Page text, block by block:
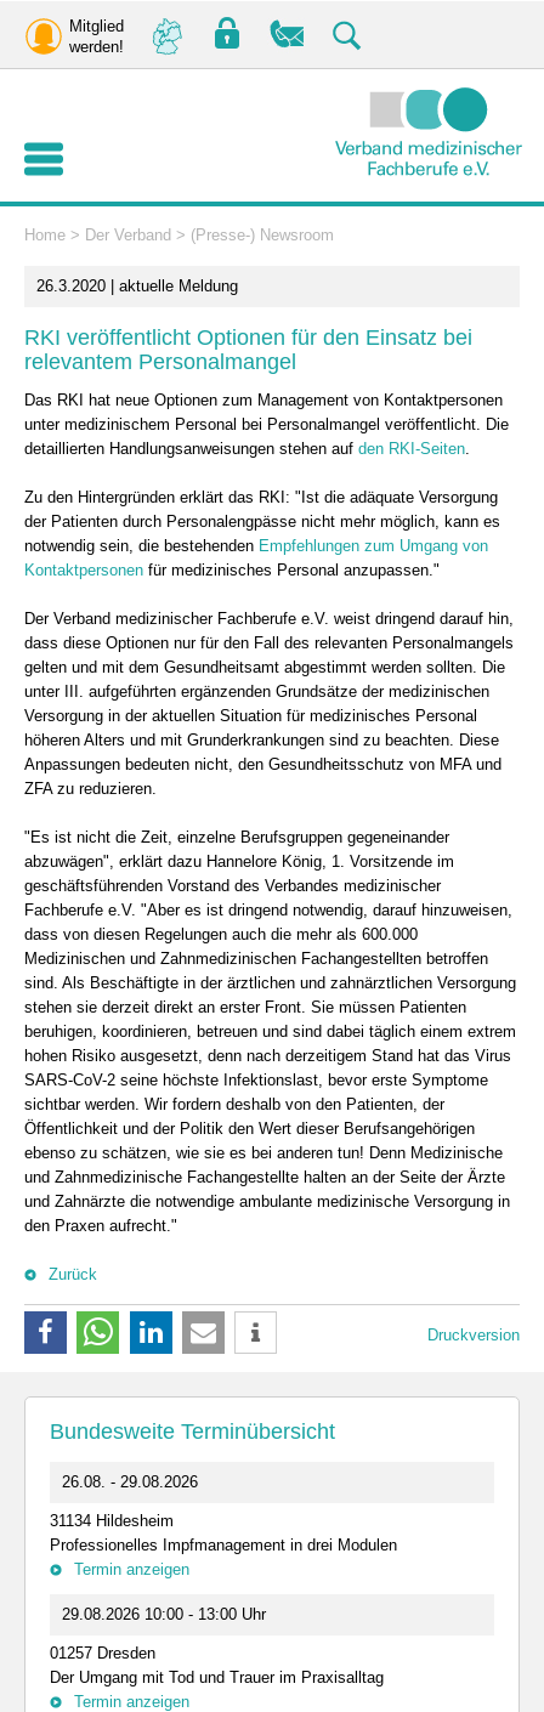
Mitglied
werden!
Home > Der Verband > (Presse-) Newsroom
26.3.2020 | aktuelle Meldung
RKI veröffentlicht Optionen für den Einsatz bei
relevantem Personalmangel
Das RKI hat neue Optionen zum Management von Kontaktpersonen
unter medizinischem Personal bei Personalmangel veröffentlicht. Die
detaillierten Handlungsanweisungen stehen auf den RKI-Seiten.
Zu den Hintergründen erklärt das RKI: "Ist die adäquate Versorgung
der Patienten durch Personalengpässe nicht mehr möglich, kann es
notwendig sein, die bestehenden Empfehlungen zum Umgang von
Kontaktpersonen für medizinisches Personal anzupassen."
Der Verband medizinischer Fachberufe e.V. weist dringend darauf hin,
dass diese Optionen nur für den Fall des relevanten Personalmangels
gelten und mit dem Gesundheitsamt abgestimmt werden sollten. Die
unter III. aufgeführten ergänzenden Grundsätze der medizinischen
Versorgung in der aktuellen Situation für medizinisches Personal
höheren Alters und mit Grunderkrankungen sind zu beachten. Diese
Anpassungen bedeuten nicht, den Gesundheitsschutz von MFA und
ZFA zu reduzieren.
"Es ist nicht die Zeit, einzelne Berufsgruppen gegeneinander
abzuwägen", erklärt dazu Hannelore König, 1. Vorsitzende im
geschäftsführenden Vorstand des Verbandes medizinischer
Fachberufe e.V. "Aber es ist dringend notwendig, darauf hinzuweisen,
dass von diesen Regelungen auch die mehr als 600.000
Medizinischen und Zahnmedizinischen Fachangestellten betroffen
sind. Als Beschäftigte in der ärztlichen und zahnärztlichen Versorgung
stehen sie derzeit direkt an erster Front. Sie müssen Patienten
beruhigen, koordinieren, betreuen und sind dabei täglich einem extrem
hohen Risiko ausgesetzt, denn nach derzeitigem Stand hat das Virus
SARS-CoV-2 seine höchste Infektionslast, bevor erste Symptome
sichtbar werden. Wir fordern deshalb von den Patienten, der
Öffentlichkeit und der Politik den Wert dieser Berufsangehörigen
ebenso zu schätzen, wie sie es bei anderen tun! Denn Medizinische
und Zahnmedizinische Fachangestellte halten an der Seite der Ärzte
und Zahnärzte die notwendige ambulante medizinische Versorgung in
den Praxen aufrecht."
Zurück
Druckversion
Bundesweite Terminübersicht
26.08. - 29.08.2026
31134 Hildesheim
Professionelles Impfmanagement in drei Modulen
Termin anzeigen
29.08.2026 10:00 - 13:00 Uhr
01257 Dresden
Der Umgang mit Tod und Trauer im Praxisalltag
Termin anzeigen